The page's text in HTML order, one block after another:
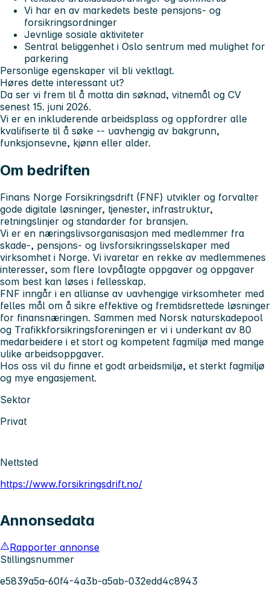
Vi har en av markedets beste pensjons- og
forsikringsordninger
Jevnlige sosiale aktiviteter
Sentral beliggenhet i Oslo sentrum med mulighet for
parkering
Personlige egenskaper vil bli vektlagt.
Høres dette interessant ut?
Da ser vi frem til å motta din søknad, vitnemål og CV
senest 15. juni 2026.
Vi er en inkluderende arbeidsplass og oppfordrer alle
kvalifiserte til å søke -- uavhengig av bakgrunn,
funksjonsevne, kjønn eller alder.
Om bedriften
Finans Norge Forsikringsdrift (FNF) utvikler og forvalter
gode digitale løsninger, tjenester, infrastruktur,
retningslinjer og standarder for bransjen.
Vi er en næringslivsorganisasjon med medlemmer fra
skade-, pensjons- og livsforsikringsselskaper med
virksomhet i Norge. Vi ivaretar en rekke av medlemmenes
interesser, som flere lovpålagte oppgaver og oppgaver
som best kan løses i fellesskap.
FNF inngår i en allianse av uavhengige virksomheter med
felles mål om å sikre effektive og fremtidsrettede løsninger
for finansnæringen. Sammen med Norsk naturskadepool
og Trafikkforsikringsforeningen er vi i underkant av 80
medarbeidere i et stort og kompetent fagmiljø med mange
ulike arbeidsoppgaver.
Hos oss vil du finne et godt arbeidsmiljø, et sterkt fagmiljø
og mye engasjement.
Sektor
Privat
Nettsted
https://www.forsikringsdrift.no/
Annonsedata
Rapporter annonse
Stillingsnummer
e5839a5a-60f4-4a3b-a5ab-032edd4c8943